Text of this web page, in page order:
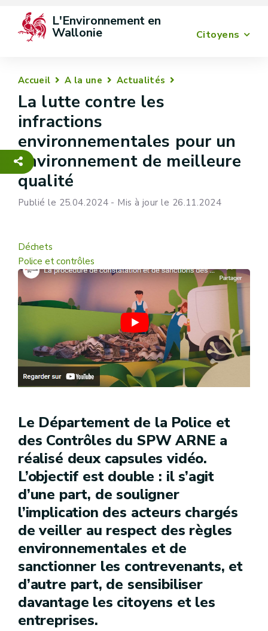
Citoyens
L'Environnement en
Wallonie
Accueil A la une Actualités
La lutte contre les
infractions
environnementales pour un
environnement de meilleure
qualité
Publié le 25.04.2024 - Mis à jour le 26.11.2024
Déchets
Police et contrôles
Le Département de la Police et
des Contrôles du SPW ARNE a
réalisé deux capsules vidéo.
L’objectif est double : il s’agit
d’une part, de souligner
l’implication des acteurs chargés
de veiller au respect des règles
environnementales et de
sanctionner les contrevenants, et
d’autre part, de sensibiliser
davantage les citoyens et les
entreprises.